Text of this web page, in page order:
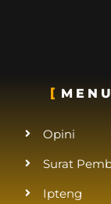
MENU
Opini
Surat
Ipteng